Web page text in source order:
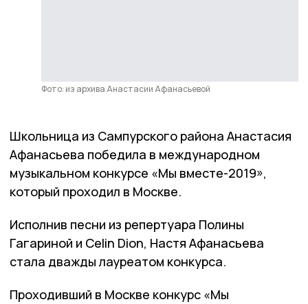
Фото: из архива Анастасии Афанасьевой
Школьница из Сампурского района Анастасия
Афанасьева победила в международном
музыкальном конкурсе «Мы вместе-2019»,
который проходил в Москве.
Исполнив песни из репертуара Полины
Гагариной и Celin Dion, Настя Афанасьева
стала дважды лауреатом конкурса.
Проходивший в Москве конкурс «Мы